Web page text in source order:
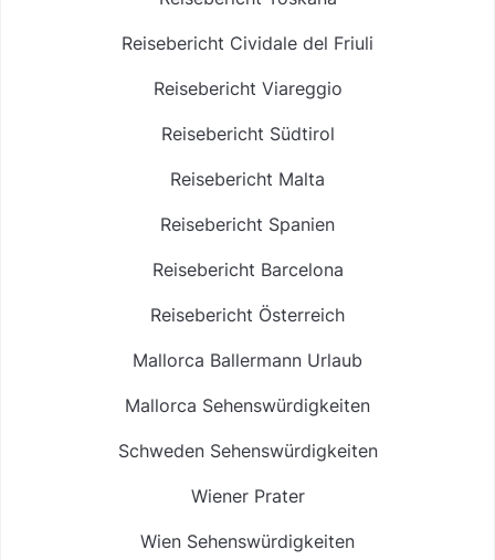
Reisebericht Cividale del Friuli
Reisebericht Viareggio
Reisebericht Südtirol
Reisebericht Malta
Reisebericht Spanien
Reisebericht Barcelona
Reisebericht Österreich
Mallorca Ballermann Urlaub
Mallorca Sehenswürdigkeiten
Schweden Sehenswürdigkeiten
Wiener Prater
Wien Sehenswürdigkeiten